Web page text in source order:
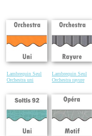
Lambrequin Seul
Orchestra uni
Lambrequin Seul
Orchestra rayure